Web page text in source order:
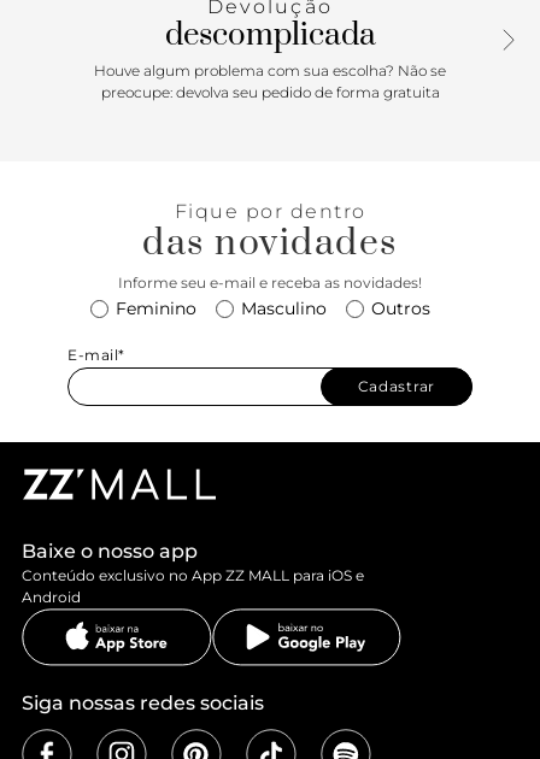
criar inúmeras combinações para diferentes ocasiões,
aposte com peças hering para um visual
completo!Detalhes da peça:Malha de algodãoModelagem
regularMangas curtasDecote redondo
Devolução
descomplicada
Houve algum problema com sua escolha? Não se
preocupe: devolva seu pedido de forma gratuita
Fique por dentro
das novidades
Informe seu e-mail e receba as novidades!
Feminino Masculino Outros
E-mail*
Cadastrar
Baixe o nosso app
Conteúdo exclusivo no App ZZ MALL para iOS e
Android
Siga nossas redes sociais